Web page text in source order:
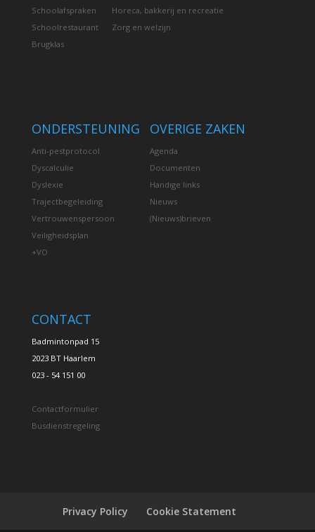
Schoolafspraken
Schoolrestaurant
Brugklas
Horeca, bakkerij en recreatie
Zorg en welzijn
ONDERSTEUNING
Anti-pestprotocol
Dyscalculie
Dyslexie
Trajectbegeleiding
Vertrouwenspersoon
Veiligheidsplan
+VO
OVERIGE ZAKEN
Agenda
Documenten
Handige links
Nieuws
(Nieuws)brieven
CONTACT
Badmintonpad 15
2023 BT Haarlem
023 - 54 151 00
Contactformulier
Busdienstregeling
Privacy Policy Cookie Statement